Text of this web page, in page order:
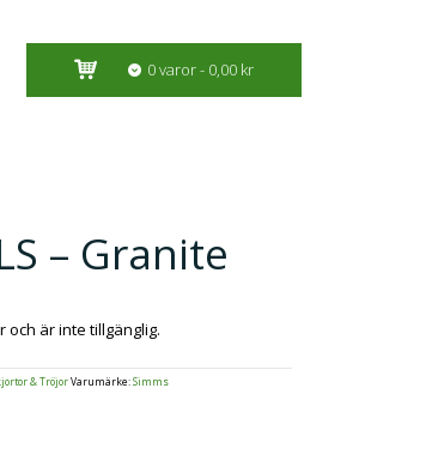
0 varor 0,00 kr
– Granite
är inte tillgänglig.
& TröjorVarumärke:Simms